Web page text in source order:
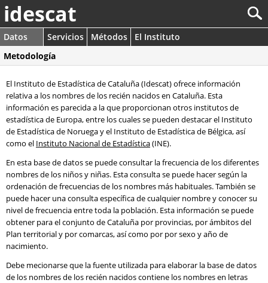
idescat
Datos Servicios Métodos
El Instituto
Metodología
El Instituto de Estadística de Cataluña (Idescat) ofrece información
relativa a los nombres de los recién nacidos en Cataluña. Esta
información es parecida a la que proporcionan otros institutos de
estadística de Europa, entre los cuales se pueden destacar el Instituto
de Estadística de Noruega y el Instituto de Estadística de Bélgica, así
como el Instituto Nacional de Estadística(INE).
En esta base de datos se puede consultar la frecuencia de los diferentes
nombres de los niños y niñas. Esta consulta se puede hacer según la
ordenación de frecuencias de los nombres más habituales. También se
puede hacer una consulta específica de cualquier nombre y conocer su
nivel de frecuencia entre toda la población. Esta información se puede
obtener para el conjunto de Cataluña por provincias, por ámbitos del
Plan territorial y por comarcas, así como por por sexo y año de
nacimiento.
Debe mecionarse que la fuente utilizada para elaborar la base de datos
de los nombres de los recién nacidos contiene los nombres en letras